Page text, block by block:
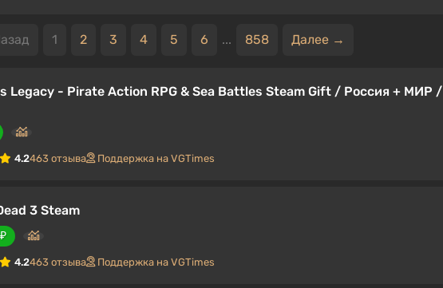
1 2 3 4 5 6 ... 858 Далее →
Legacy - Pirate Action RPG & Sea Battles Steam Gift / Россия + МИР /
4.2463 отзыва Поддержка на VGTimes
3 Steam
4.2463 отзыва Поддержка на VGTimes